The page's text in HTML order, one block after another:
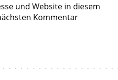
und Website in diesem
Kommentar